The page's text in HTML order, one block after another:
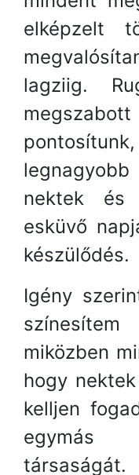
elképzelt
lagziig.
nektek és
esküvő
készülődés.
Igény
miközben
hogy
kelljen
egymás
társaságát.